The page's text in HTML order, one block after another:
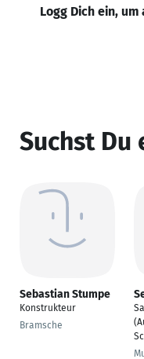
Logg Dich ein,
Suchst Du
Sebastian Stumpe
Konstrukteur
Bramsche